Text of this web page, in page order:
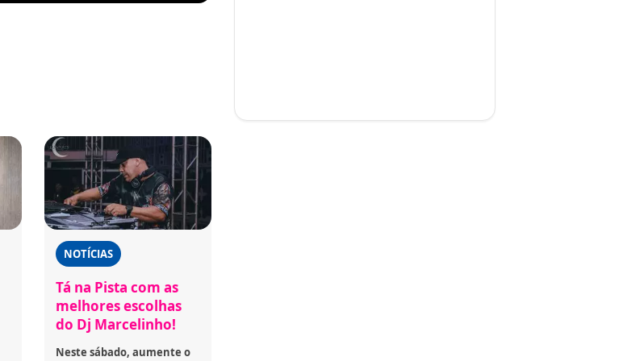
NOTÍCIAS
Tá na Pista com as
melhores escolhas
do Dj Marcelinho!
Neste sábado, aumente o